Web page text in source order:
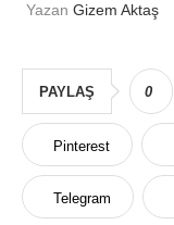
Yazan Gizem Aktaş
PAYLAŞ 0
Pinterest
Telegram